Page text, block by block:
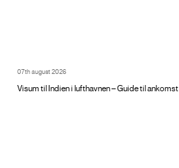
07th august 2026
Visum til Indien i lufthavnen – Guide til ankomst